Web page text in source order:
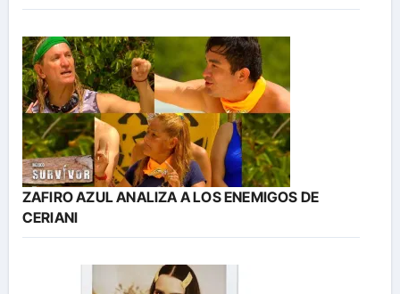
ZAFIRO AZUL ANALIZA A LOS ENEMIGOS DE
CERIANI